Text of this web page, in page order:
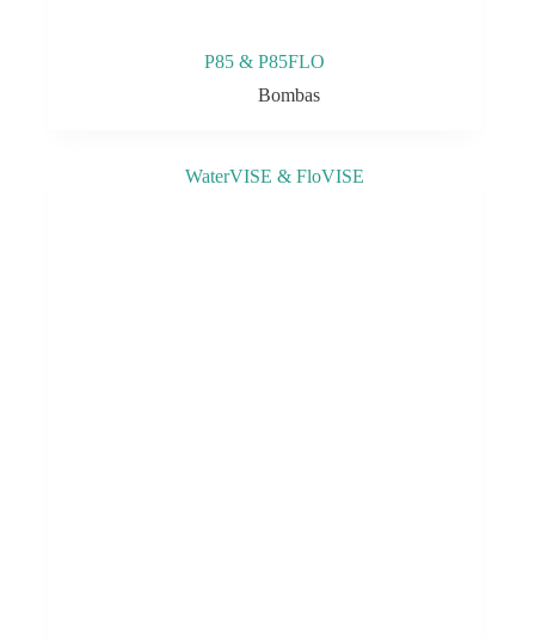
P85 & P85FLO
Bombas